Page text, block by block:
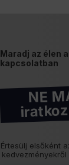
Maradj az élen
kapcsolatban
NE
Értesülj elsőként